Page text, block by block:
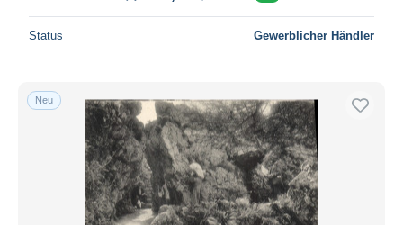
Status Gewerblicher Händler
Neu